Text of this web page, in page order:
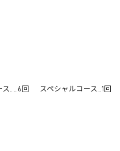
ス……6回 スペシャルコース…1回